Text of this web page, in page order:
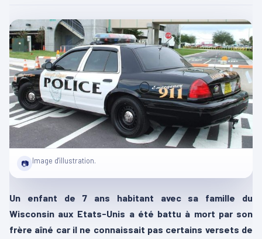
📷 Image d'illustration.
Un enfant de 7 ans habitant avec sa famille du
Wisconsin aux Etats-Unis a été battu à mort par son
frère aîné car il ne connaissait pas certains versets de